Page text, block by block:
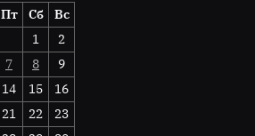
Пт Сб
Вс
1
2
7 8
9
14 15
16
21 22
23